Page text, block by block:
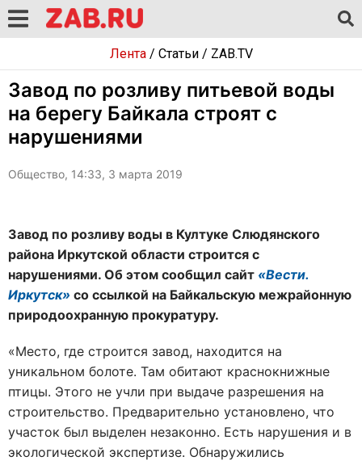
Лента/ Статьи/ ZAB.TV
Завод по розливу питьевой воды
на берегу Байкала строят с
нарушениями
Общество, 14:33, 3 марта 2019
Завод по розливу воды в Култуке Слюдянского
района Иркутской области строится с
нарушениями. Об этом сообщил сайт «Вести.
Иркутск» со ссылкой на Байкальскую межрайонную
природоохранную прокуратуру.
«Место, где строится завод, находится на
уникальном болоте. Там обитают краснокнижные
птицы. Этого не учли при выдаче разрешения на
строительство. Предварительно установлено, что
участок был выделен незаконно. Есть нарушения и в
экологической экспертизе. Обнаружились